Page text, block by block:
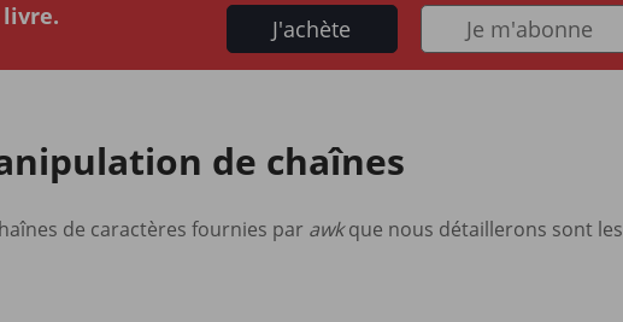
J'achète Je m'abonne
de chaînes
de caractères fournies par awkque nous détaillerons sont les